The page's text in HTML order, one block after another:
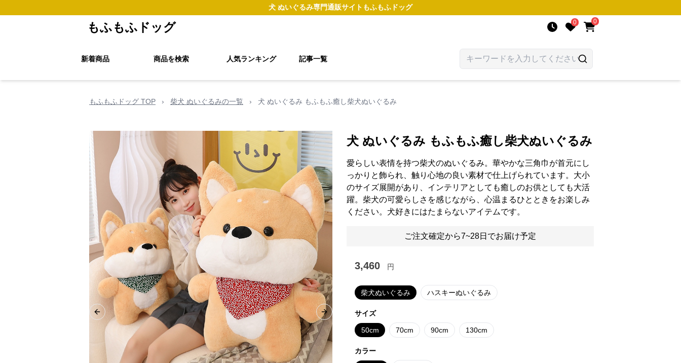
犬 ぬいぐるみ専門通販サイト もふもふドッグ
もふもふドッグ 0 0
新着商品 商品を検索 人気ランキング 記事一覧
もふもふドッグ TOP › 柴犬 ぬいぐるみの一覧 › 犬 ぬいぐるみ もふもふ癒し柴犬ぬいぐるみ
Previous slide Next slide
犬 ぬいぐるみ もふもふ癒し柴犬ぬいぐるみ
愛らしい表情を持つ柴犬のぬいぐるみ。華やかな三角巾が首元にし
っかりと飾られ、触り心地の良い素材で仕上げられています。大小
のサイズ展開があり、インテリアとしても癒しのお供としても大活
躍。柴犬の可愛らしさを感じながら、心温まるひとときをお楽しみ
ください。犬好きにはたまらないアイテムです。
ご注文確定から7~28日でお届け予定
3,460 円
柴犬ぬいぐるみ ハスキーぬいぐるみ
サイズ
50cm 70cm 90cm 130cm
カラー